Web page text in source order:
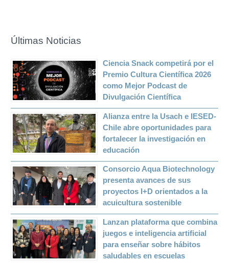
Últimas Noticias
Ciencia Snack competirá por el
Premio Cultura Científica 2026
como Mejor Podcast de
Divulgación Científica
Alianza entre la Usach e IESED-
Chile abre oportunidades para
fortalecer la investigación en
educación
Consorcio Aqua Biotechnology
presenta avances de sus
proyectos I+D orientados a la
acuicultura sostenible
Lanzan plataforma que combina
juegos e inteligencia artificial
para enseñar sobre hábitos
saludables en escuelas